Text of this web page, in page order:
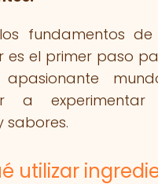
fundamentos
es el primer paso
a
sabores.
utilizar